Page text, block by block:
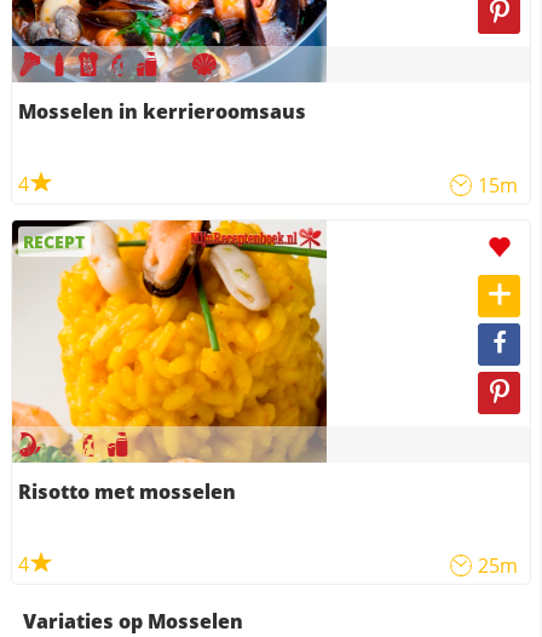
Mosselen in kerrieroomsaus
4 15m
RECEPT
Risotto met mosselen
4 25m
Variaties op Mosselen